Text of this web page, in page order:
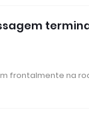
frontalmente na